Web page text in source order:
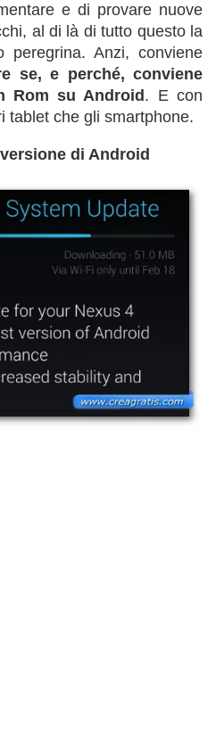
e di provare nuove
al di là di tutto questo la
peregrina. Anzi, conviene
se, e perché, conviene
Rom su Android . E con
tablet che gli smartphone.
di Android